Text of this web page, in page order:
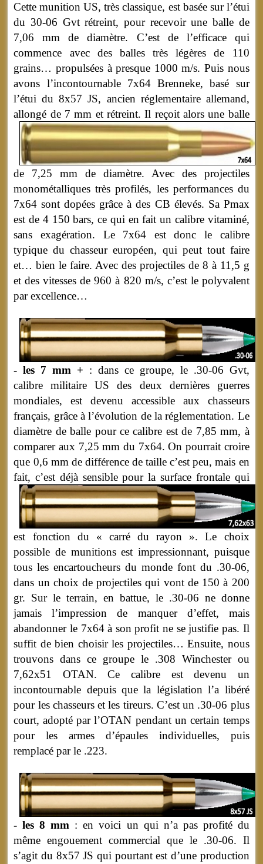
Cette munition US, très classique, est basée sur l’étui
du 30-06 Gvt rétreint, pour recevoir une balle de
7,06 mm de diamètre. C’est de l’efficace qui
commence avec des balles très légères de 110
grains… propulsées à presque 1000 m/s. Puis nous
avons l’incontournable 7x64 Brenneke, basé sur
l’étui du 8x57 JS, ancien réglementaire allemand,
allongé de 7 mm et rétreint.Il reçoit alors une balle
de 7,25 mm de diamètre. Avec des projectiles
monométalliques très profilés, les performances du
7x64 sont dopées grâce à des CB élevés. Sa Pmax
est de 4 150 bars, ce qui en fait un calibre vitaminé,
sans exagération. Le 7x64 est donc le calibre
typique du chasseur européen, qui peut tout faire
et… bien le faire. Avec des projectiles de 8 à 11,5 g
et des vitesses de 960 à 820 m/s, c’est le polyvalent
par excellence…
- les 7 mm + : dans ce groupe, le .30-06 Gvt,
calibre militaire US des deux dernières guerres
mondiales, est devenu accessible aux chasseurs
français, grâce à l’évolution de la réglementation. Le
diamètre de balle pour ce calibre est de 7,85 mm, à
comparer aux 7,25 mm du 7x64. On pourrait croire
que 0,6 mm de différence de taille c’est peu, mais en
fait, c’est déjà sensible pour la surface frontale qui
est fonction du « carré du rayon ». Le choix
possible de munitions est impressionnant, puisque
tous les encartoucheurs du monde font du .30-06,
dans un choix de projectiles qui vont de 150 à 200
gr. Sur le terrain, en battue, le .30-06 ne donne
jamais l’impression de manquer d’effet, mais
abandonner le 7x64 à son profit ne se justifie pas. Il
suffit de bien choisir les projectiles… Ensuite, nous
trouvons dans ce groupe le .308 Winchester ou
7,62x51 OTAN. Ce calibre est devenu un
incontournable depuis que la législation l’a libéré
pour les chasseurs et les tireurs. C’est un .30-06 plus
court, adopté par l’OTAN pendant un certain temps
pour les armes d’épaules individuelles, puis
remplacé par le .223.
- les 8 mm : en voici un qui n’a pas profité du
même engouement commercial que le .30-06. Il
s’agit du 8x57 JS qui pourtant est d’une production